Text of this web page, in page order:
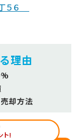
５６
理由
却方法
ト!